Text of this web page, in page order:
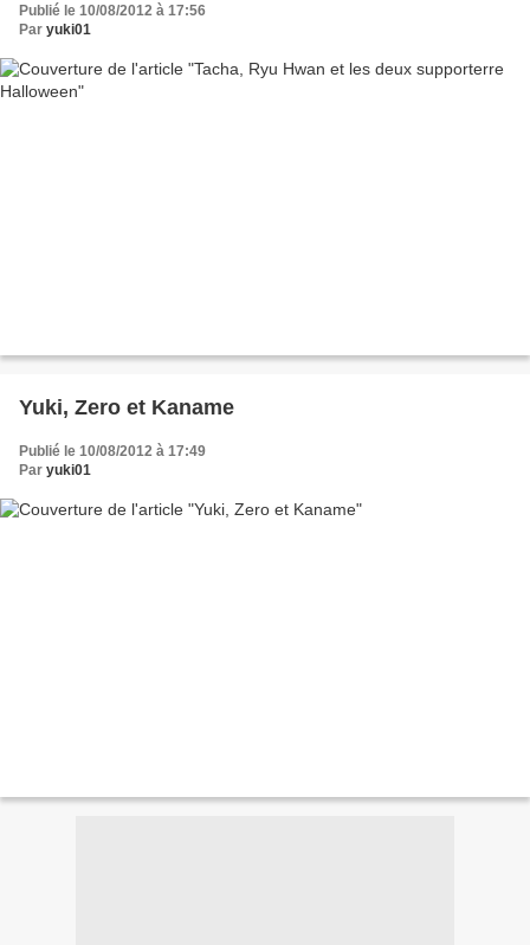
Publié le 10/08/2012 à 17:56
Par yuki01
Yuki, Zero et Kaname
Publié le 10/08/2012 à 17:49
Par yuki01